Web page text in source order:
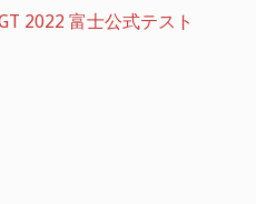
2022 富士公式テスト